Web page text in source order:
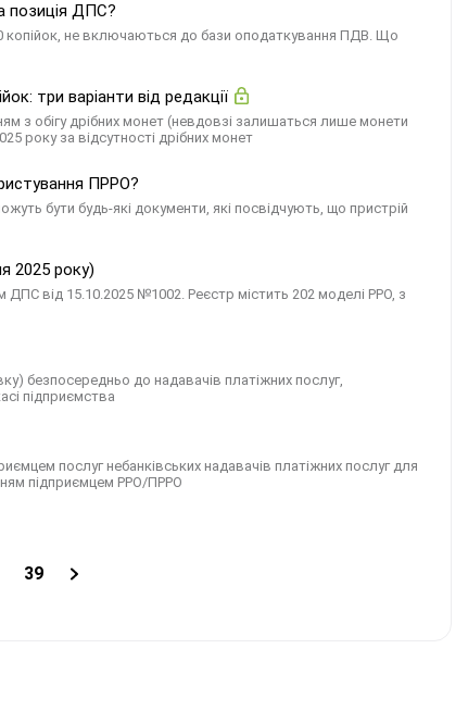
позиція ДПС?
копійок, не включаються до бази оподаткування ПДВ. Що
три варіанти від редакції
з обігу дрібних монет (невдовзі залишаться лише монети
року за відсутності дрібних монет
ПРРО?
бути будь-які документи, які посвідчують, що пристрій
2025 року)
від 15.10.2025 №1002. Реєстр містить 202 моделі РРО, з
безпосередньо до надавачів платіжних послуг,
підприємства
послуг небанківських надавачів платіжних послуг для
підприємцем РРО/ПРРО
39